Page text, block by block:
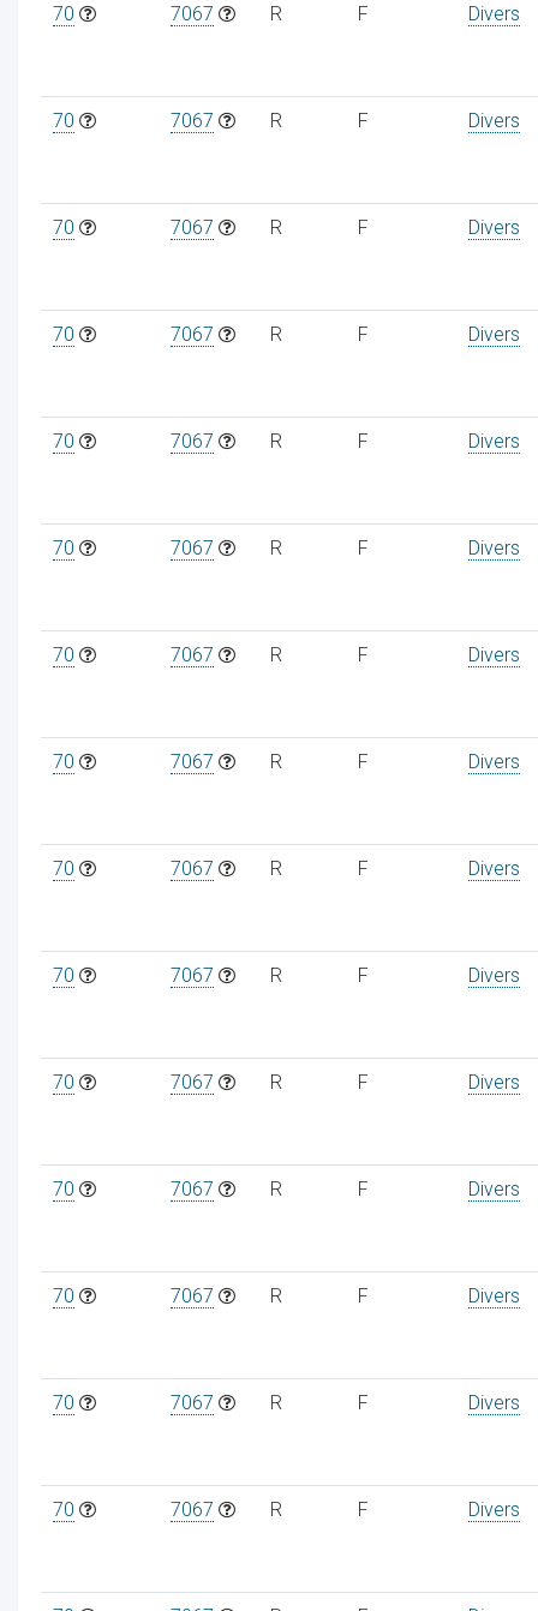
70 7067 R F Divers
70 7067 R F Divers
70 7067 R F Divers
70 7067 R F Divers
70 7067 R F Divers
70 7067 R F Divers
70 7067 R F Divers
70 7067 R F Divers
70 7067 R F Divers
70 7067 R F Divers
70 7067 R F Divers
70 7067 R F Divers
70 7067 R F Divers
70 7067 R F Divers
70 7067 R F Divers